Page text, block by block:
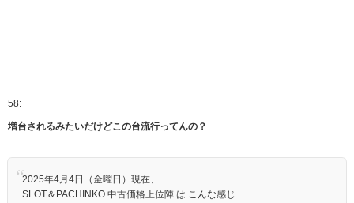
58:
増台されるみたいだけどこの台流行ってんの？
2025年4月4日（金曜日）現在、
SLOT＆PACHINKO 中古価格上位陣 は こんな感じ